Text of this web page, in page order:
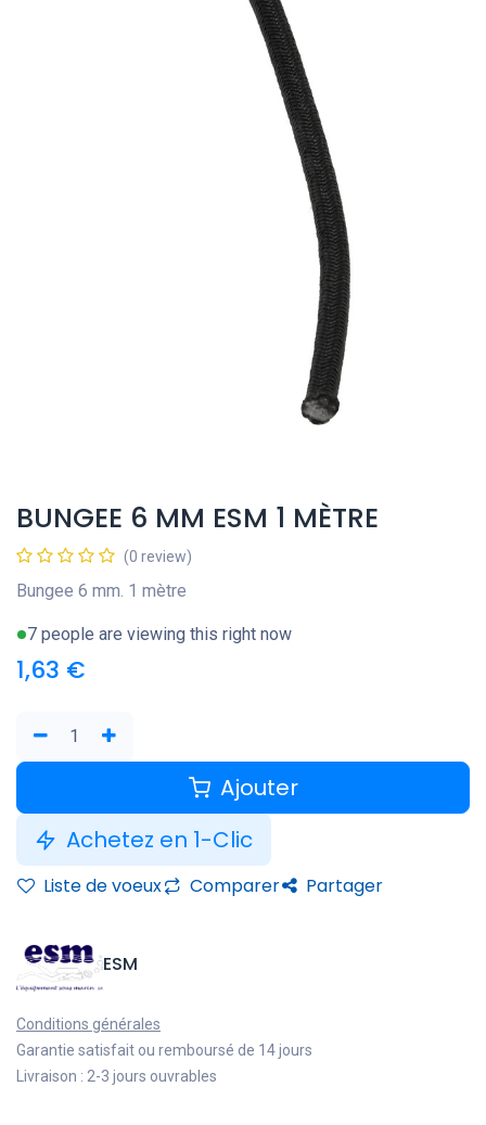
BUNGEE 6 MM ESM 1 MÈTRE
(0 review)
Bungee 6 mm. 1 mètre
7 people are viewing this right now
1,63 €
Ajouter
Achetez en 1-Clic
Liste de voeux Comparer Partager
ESM
Conditions générales
Garantie satisfait ou remboursé de 14 jours
Livraison : 2-3 jours ouvrables